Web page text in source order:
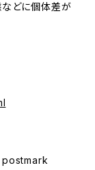
などに個体差が
postmark